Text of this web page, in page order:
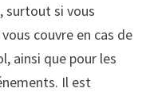
surtout si vous
couvre en cas de
ainsi que pour les
Il est